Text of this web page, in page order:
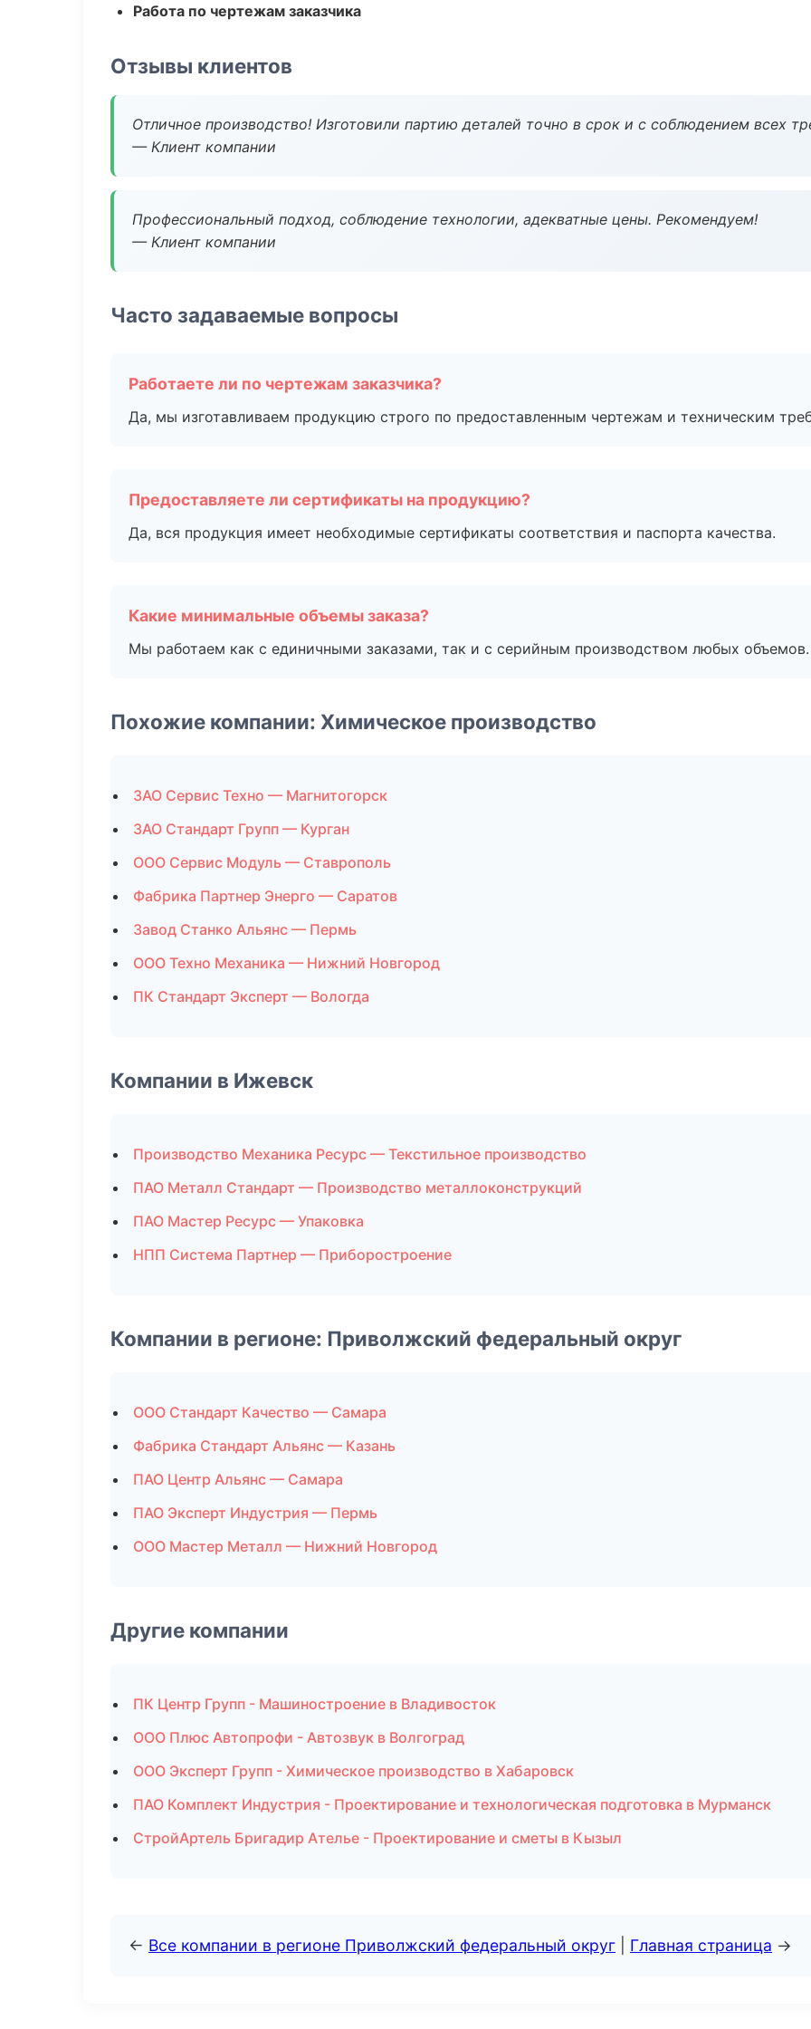
Работа по чертежам заказчика
Отзывы клиентов
Отличное производство! Изготовили партию деталей точно в срок и с соблюдением всех
— Клиент компании
Профессиональный подход, соблюдение технологии, адекватные цены. Рекомендуем!
— Клиент компании
Часто задаваемые вопросы
Работаете ли по чертежам заказчика?
Да, мы изготавливаем продукцию строго по предоставленным чертежам и техническим
Предоставляете ли сертификаты на продукцию?
Да, вся продукция имеет необходимые сертификаты соответствия и паспорта качества.
Какие минимальные объемы заказа?
Мы работаем как с единичными заказами, так и с серийным производством любых объемов.
Похожие компании: Химическое производство
ЗАО Сервис Техно — Магнитогорск
ЗАО Стандарт Групп — Курган
ООО Сервис Модуль — Ставрополь
Фабрика Партнер Энерго — Саратов
Завод Станко Альянс — Пермь
ООО Техно Механика — Нижний Новгород
ПК Стандарт Эксперт — Вологда
Компании в Ижевск
Производство Механика Ресурс — Текстильное производство
ПАО Металл Стандарт — Производство металлоконструкций
ПАО Мастер Ресурс — Упаковка
НПП Система Партнер — Приборостроение
Компании в регионе: Приволжский федеральный округ
ООО Стандарт Качество — Самара
Фабрика Стандарт Альянс — Казань
ПАО Центр Альянс — Самара
ПАО Эксперт Индустрия — Пермь
ООО Мастер Металл — Нижний Новгород
Другие компании
ПК Центр Групп - Машиностроение в Владивосток
ООО Плюс Автопрофи - Автозвук в Волгоград
ООО Эксперт Групп - Химическое производство в Хабаровск
ПАО Комплект Индустрия - Проектирование и технологическая подготовка в Мурманск
СтройАртель Бригадир Ателье - Проектирование и сметы в Кызыл
← Все компании в регионе Приволжский федеральный округ Главная страница →